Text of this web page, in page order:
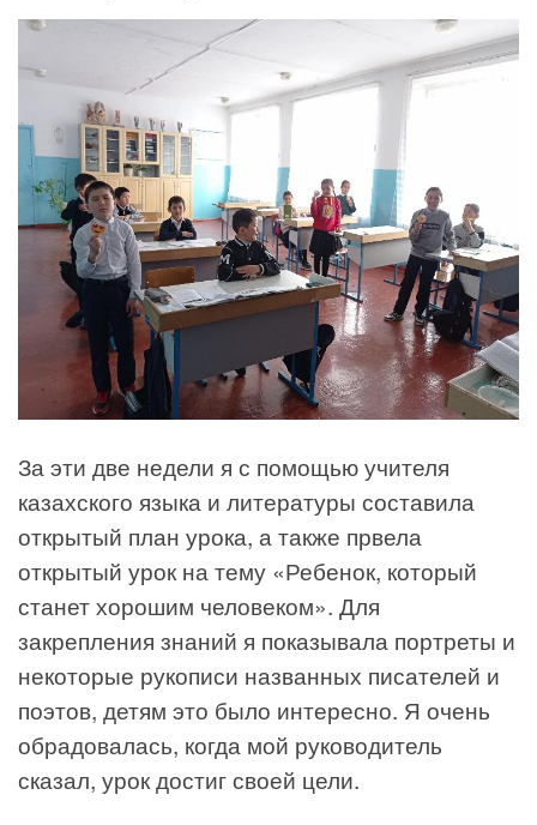
За эти две недели я с помощью учителя
казахского языка и литературы составила
открытый план урока, а также првела
открытый урок на тему «Ребенок, который
станет хорошим человеком». Для
закрепления знаний я показывала портреты и
некоторые рукописи названных писателей и
поэтов, детям это было интересно. Я очень
обрадовалась, когда мой руководитель
сказал, урок достиг своей цели.